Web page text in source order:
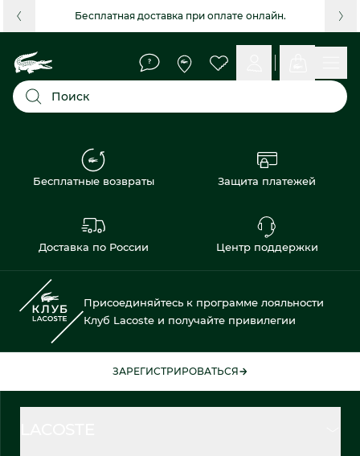
Бесплатная доставка при оплате онлайн.
Поиск
Бесплатные возвраты Защита платежей
Доставка по России Центр поддержки
Присоединяйтесь к программе лояльности
Клуб Lacoste и получайте привилегии
ЗАРЕГИСТРИРОВАТЬСЯ